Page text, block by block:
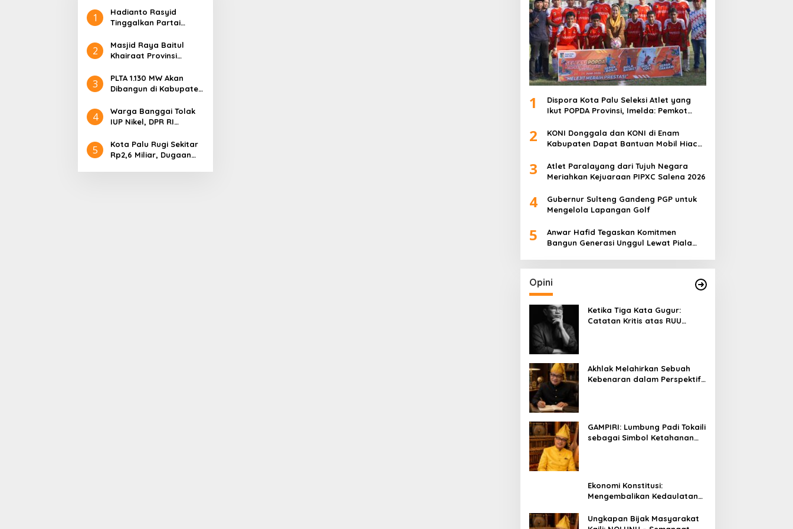
1
Hadianto Rasyid
Tinggalkan Partai
Tahun Mengabdi
2
Masjid Raya Baitul
Khairaat Provinsi
Rekor MURI, Ini
Keunikan Arsitekturnya
3
PLTA 1.130 MW Akan
Dibangun di Kabupaten
Evergreen Industri
Audiensi dengan
4
Warga Banggai Tolak
IUP Nikel, DPR RI
5
Kota Palu Rugi Sekitar
Rp2,6 Miliar, Dugaan
1
Dispora Kota Palu Seleksi Atlet yang
Ikut POPDA Provinsi, Imelda: Pemkot
Olahraga Pelajar
2
KONI Donggala dan KONI di Enam
Kabupaten Dapat Bantuan Mobil Hiace
3
Atlet Paralayang dari Tujuh Negara
Meriahkan Kejuaraan PIPXC Salena 2026
4
Gubernur Sulteng Gandeng PGP untuk
Mengelola Lapangan Golf
5
Anwar Hafid Tegaskan Komitmen
Bangun Generasi Unggul Lewat Piala
Opini
Ketika Tiga Kata Gugur:
Catatan Kritis atas RUU
Akhlak Melahirkan Sebuah
Kebenaran dalam Perspektif
GAMPIRI: Lumbung Padi Tokaili
sebagai Simbol Ketahanan
Ekonomi Konstitusi:
Mengembalikan Kedaulatan
Umat
Ungkapan Bijak Masyarakat